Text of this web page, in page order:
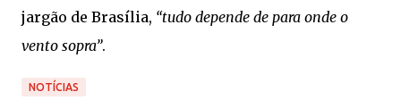
jargão de Brasília, “tudo depende de para onde o
vento sopra”.
NOTÍCIAS